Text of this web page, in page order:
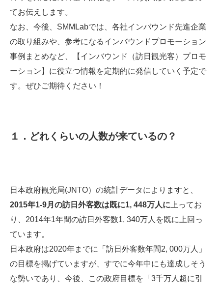
てお伝えします。
なお、今後、SMMLabでは、各社インバウンド先進企業
の取り組みや、参考になるインバウンドプロモーション
事例まとめなど、【 インバウンド（訪日観光客） プロモ
ーション】に役立つ情報を定期的に発信していく予定で
す。ぜひご期待ください！
１．どれくらいの人数が来ているの？
日本政府観光局(JNTO）の統計データによりますと、
2015年1-9月の訪日外客数は既に1, 448万人に 上ってお
り、2014年1年間の訪日外客数1, 340万人を既に上回っ
ています。
日本政府は2020年までに「訪日外客数年間2, 000万人」
の目標を掲げていますが、すでに今年中にも達成しそう
な勢いであり、今後、この政府目標を「3千万人超に引